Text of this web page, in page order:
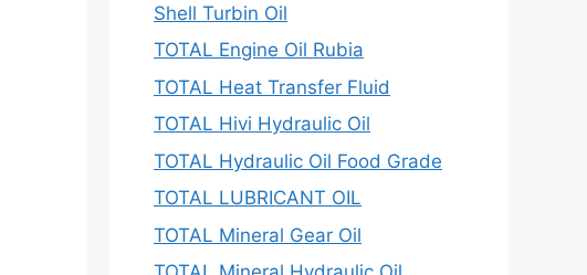
Shell Turbin Oil
TOTAL Engine Oil Rubia
TOTAL Heat Transfer Fluid
TOTAL Hivi Hydraulic Oil
TOTAL Hydraulic Oil Food Grade
TOTAL LUBRICANT OIL
TOTAL Mineral Gear Oil